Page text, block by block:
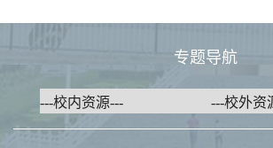
专题导航